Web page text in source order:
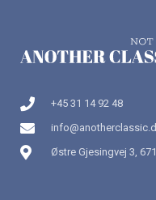
+45 31 14 92 48
Østre Gjesingvej 3,